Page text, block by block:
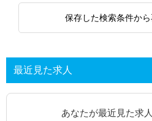
保存した検索条件か
最近見た求人
あなたが最近見た求